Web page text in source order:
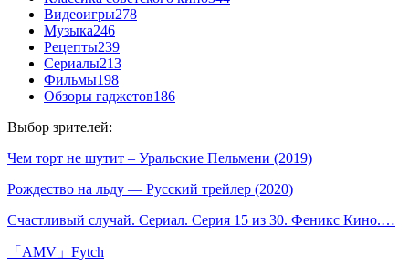
Видеоигры278
Музыка246
Рецепты239
Сериалы213
Фильмы198
Обзоры гаджетов186
Выбор зрителей:
Чем торт не шутит – Уральские Пельмени (2019)
Рождество на льду — Русский трейлер (2020)
Счастливый случай. Сериал. Серия 15 из 30. Феникс Кино.…
「AMV」Fytch